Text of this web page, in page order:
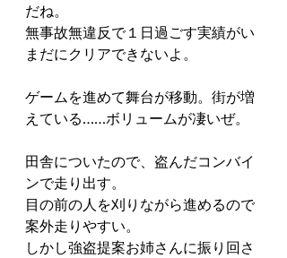
だね。
無事故無違反で１日過ごす実績がい
まだにクリアできないよ。
ゲームを進めて舞台が移動。街が増
えている……ボリュームが凄いぜ。
田舎についたので、盗んだコンバイ
ンで走り出す。
目の前の人を刈りながら進めるので
案外走りやすい。
しかし強盗提案お姉さんに振り回さ